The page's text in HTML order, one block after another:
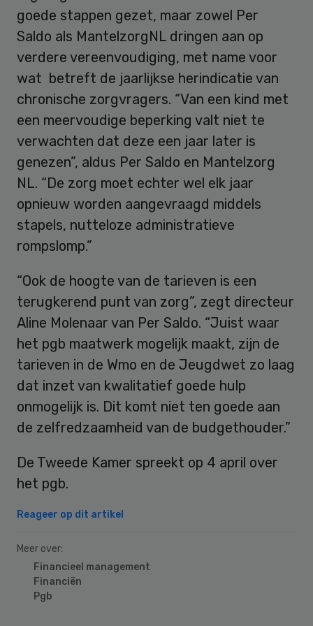
goede stappen gezet, maar zowel Per
Saldo als MantelzorgNL dringen aan op
verdere vereenvoudiging, met name voor
wat betreft de jaarlijkse herindicatie van
chronische zorgvragers. “Van een kind met
een meervoudige beperking valt niet te
verwachten dat deze een jaar later is
genezen”, aldus Per Saldo en Mantelzorg
NL. “De zorg moet echter wel elk jaar
opnieuw worden aangevraagd middels
stapels, nutteloze administratieve
rompslomp.”
“Ook de hoogte van de tarieven is een
terugkerend punt van zorg”, zegt directeur
Aline Molenaar van Per Saldo. “Juist waar
het pgb maatwerk mogelijk maakt, zijn de
tarieven in de Wmo en de Jeugdwet zo laag
dat inzet van kwalitatief goede hulp
onmogelijk is. Dit komt niet ten goede aan
de zelfredzaamheid van de budgethouder.”
De Tweede Kamer spreekt op 4 april over
het pgb.
Reageer op dit artikel
Meer over:
Financieel management
Financiën
Pgb